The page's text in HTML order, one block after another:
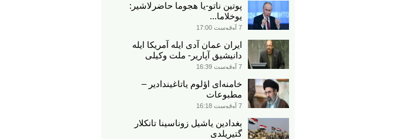
پوتین ناتو-یا هجوما حاضرلاشیر:
یوخلاما...
7 آوقوست 17:00
ایران عمان آدی ایله آمریکا ایله
دانیشیق آپاریر- ملت وکیلی
7 آوقوست 16:39
خامنه‌ای اؤلوم یاتاغیندادیر –
مطبوعات
7 آوقوست 16:18
بغدادین یاشیل زوناسینا تانکلار
گتیریلدی